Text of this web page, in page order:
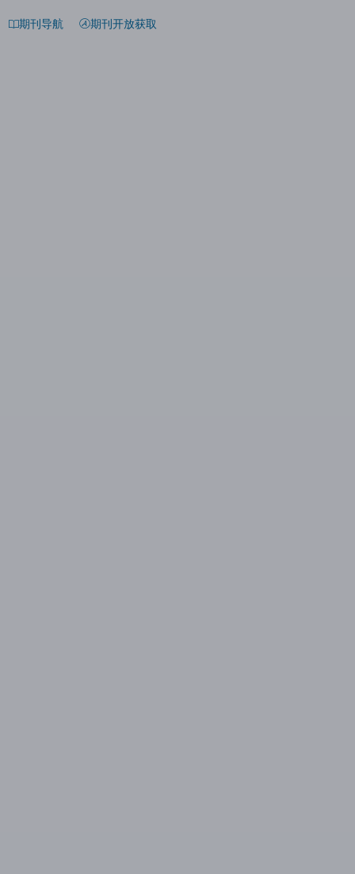
期刊导航 期刊开放获取